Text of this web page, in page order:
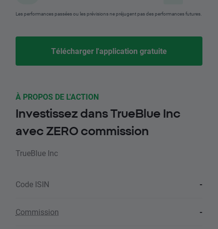
Les performances passées ou les prévisions ne préjugent pas des performances futures.
Télécharger l'application gratuite
À PROPOS DE L'ACTION
Investissez dans TrueBlue Inc
avec ZERO commission
TrueBlue Inc
Code ISIN -
Commission -